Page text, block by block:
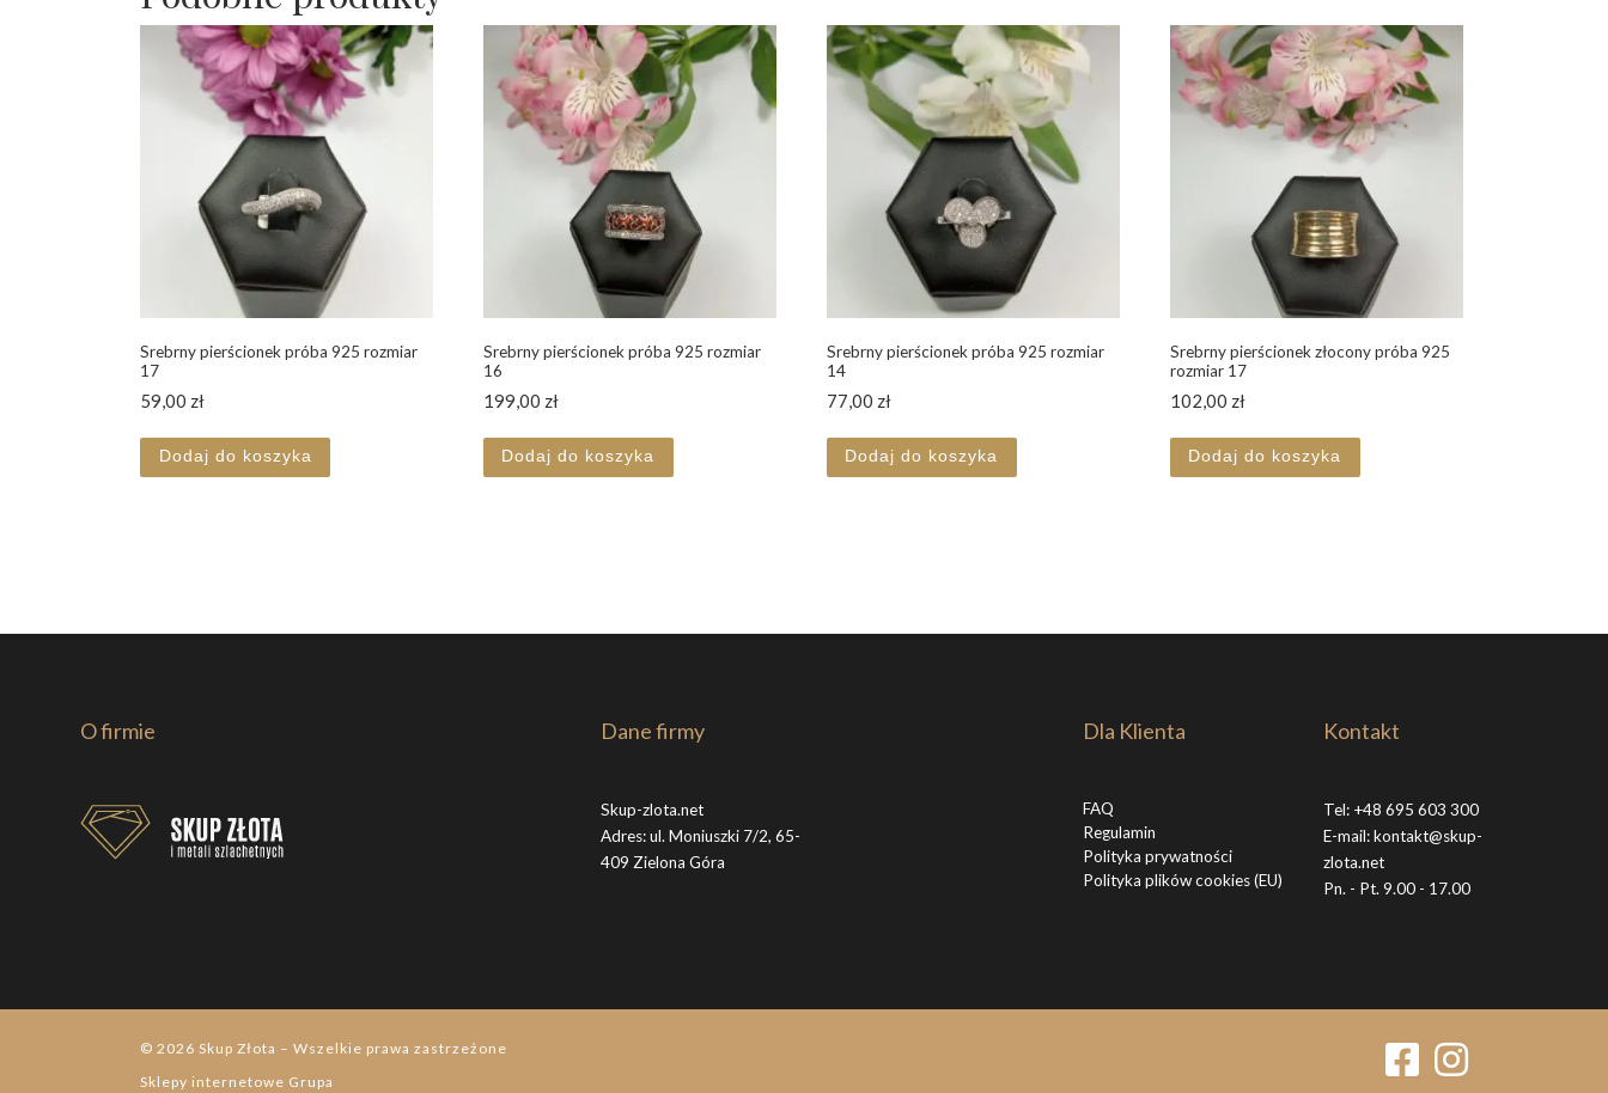
Srebrny pierścionek próba 925 rozmiar
17
59,00 zł
Dodaj do koszyka
Srebrny pierścionek próba 925 rozmiar
16
199,00 zł
Dodaj do koszyka
Srebrny pierścionek próba 925 rozmiar
14
77,00 zł
Dodaj do koszyka
Srebrny pierścionek złocony próba 925
rozmiar 17
102,00 zł
Dodaj do koszyka
O firmie Dane firmy
Skup-zlota.net
Adres: ul. Moniuszki 7/2, 65-
409 Zielona Góra
Dla Klienta
FAQ
Regulamin
Polityka prywatności
Polityka plików cookies (EU)
Kontakt
Tel: +48 695 603 300
E-mail:kontakt@skup-
zlota.net
Pn. - Pt. 9.00 - 17.00
© 2026 Skup Złota – Wszelkie prawa zastrzeżone
Sklepy internetowe Grupa